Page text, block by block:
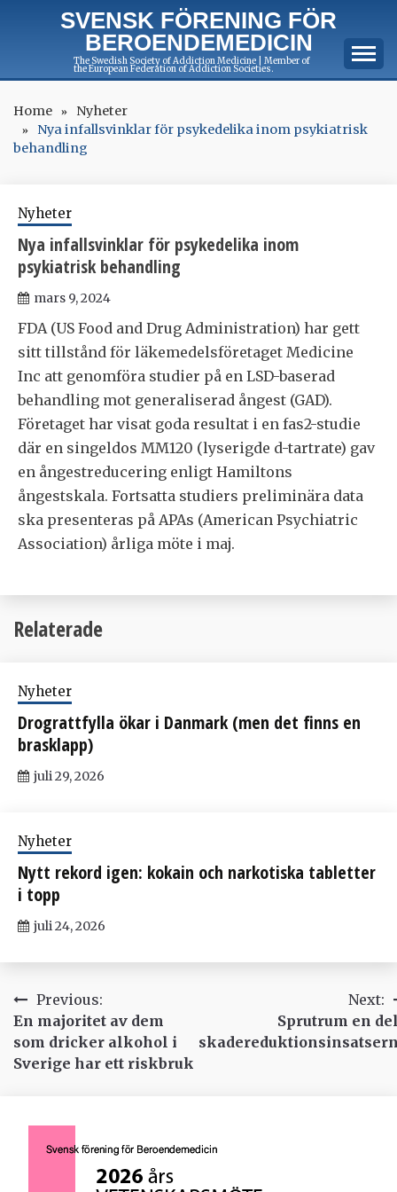
SVENSK FÖRENING FÖR
BEROENDEMEDICIN
The Swedish Society of Addiction Medicine | Member of
the European Federation of Addiction Societies.
Home
Nyheter
Nya infallsvinklar för psykedelika inom psykiatrisk
behandling
Nyheter
Nya infallsvinklar för psykedelika inom
psykiatrisk behandling
mars 9, 2024
FDA (US Food and Drug Administration) har gett
sitt tillstånd för läkemedelsföretaget Medicine
Inc att genomföra studier på en LSD-baserad
behandling mot generaliserad ångest (GAD).
Företaget har visat goda resultat i en fas2-studie
där en singeldos MM120 (lyserigde d-tartrate) gav
en ångestreducering enligt Hamiltons
ångestskala. Fortsatta studiers preliminära data
ska presenteras på APAs (American Psychiatric
Association) årliga möte i maj.
Relaterade
Nyheter
Drograttfylla ökar i Danmark (men det finns en
brasklapp)
juli 29, 2026
Nyheter
Nytt rekord igen: kokain och narkotiska tabletter
i topp
juli 24, 2026
Inläggsnavigering
Previous:
En majoritet av dem
som dricker alkohol i
Sverige har ett riskbruk
Next:
Sprutrum en